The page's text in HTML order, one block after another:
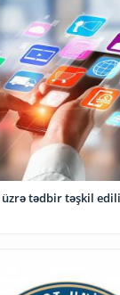
tədbir təşkil